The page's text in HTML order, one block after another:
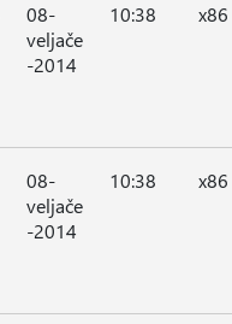
08-
veljače
-2014
10:38 x86
08-
veljače
-2014
10:38 x86